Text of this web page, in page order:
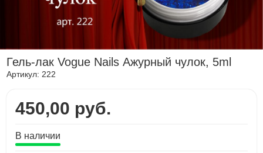
Гель-лак Vogue Nails Ажурный чулок, 5ml
Артикул: 222
450,00 руб.
В наличии